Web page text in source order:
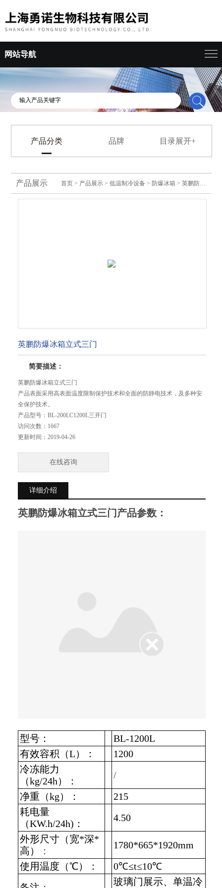
网站导航
产品分类 品牌 目录展开+
产品展示 首页 > 产品展示 >低温制冷设备 >防爆冰箱 > 英鹏防爆冰箱立式三门
英鹏防爆冰箱立式三门
简要描述：
英鹏防爆冰箱立式三门
产品表面采用高表面温度限制保护技术和全面的防静电技术，及多种安
全保护技术。
产品型号： BL-200LC1200L三开门
访问次数： 1667
更新时间： 2019-04-26
在线咨询
详细介绍
英鹏防爆冰箱立式三门产品参数：
型号：
BL-1200L
有效容积（L）：
1200
冷冻能力
（kg/24h）：
/
净重（kg）：
215
耗电量
（KW.h/24h)：
4.50
外形尺寸（宽*深*
高）
：
1780*665*1920mm
使用温度（℃）：
0℃≤t≤10℃
玻璃门展示、单温冷